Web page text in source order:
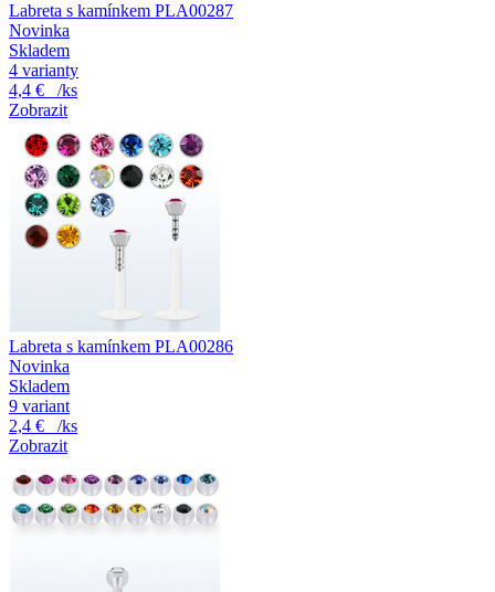
Labreta s kamínkem PLA00287
Novinka
Skladem
4 varianty
4,4 €
/ks
Zobrazit
Labreta s kamínkem PLA00286
Novinka
Skladem
9 variant
2,4 €
/ks
Zobrazit